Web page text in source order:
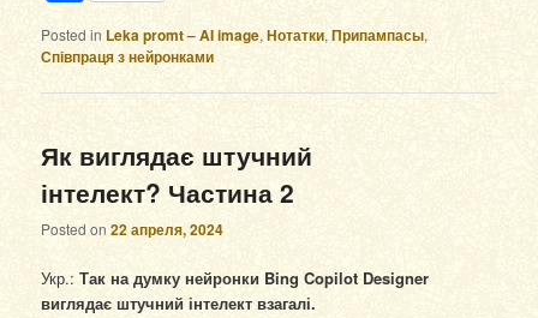
Posted in Leka promt – AI image,Нотатки,Припампасы,
Співпраця з нейронками
Як виглядає штучний
інтелект? Частина 2
Posted on22 апреля, 2024
Укр.:Так на думку нейронки Bing Copilot Designer
виглядає штучний інтелект взагалі.